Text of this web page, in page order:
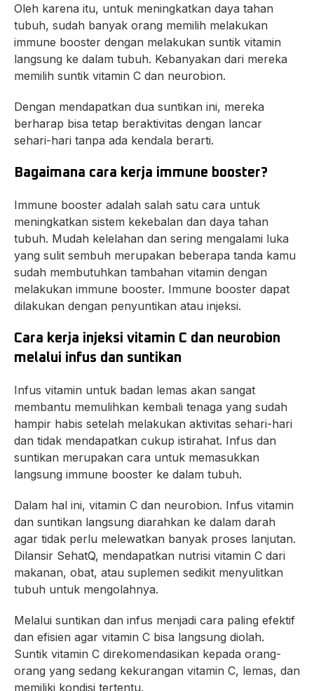
Oleh karena itu, untuk meningkatkan daya tahan
tubuh, sudah banyak orang memilih melakukan
immune booster dengan melakukan suntik vitamin
langsung ke dalam tubuh. Kebanyakan dari mereka
memilih suntik vitamin C dan neurobion.
Dengan mendapatkan dua suntikan ini, mereka
berharap bisa tetap beraktivitas dengan lancar
sehari-hari tanpa ada kendala berarti.
Bagaimana cara kerja immune booster?
Immune booster adalah salah satu cara untuk
meningkatkan sistem kekebalan dan daya tahan
tubuh. Mudah kelelahan dan sering mengalami luka
yang sulit sembuh merupakan beberapa tanda kamu
sudah membutuhkan tambahan vitamin dengan
melakukan immune booster. Immune booster dapat
dilakukan dengan penyuntikan atau injeksi.
Cara kerja injeksi vitamin C dan neurobion
melalui infus dan suntikan
Infus vitamin untuk badan lemas akan sangat
membantu memulihkan kembali tenaga yang sudah
hampir habis setelah melakukan aktivitas sehari-hari
dan tidak mendapatkan cukup istirahat. Infus dan
suntikan merupakan cara untuk memasukkan
langsung immune booster ke dalam tubuh.
Dalam hal ini, vitamin C dan neurobion. Infus vitamin
dan suntikan langsung diarahkan ke dalam darah
agar tidak perlu melewatkan banyak proses lanjutan.
Dilansir SehatQ, mendapatkan nutrisi vitamin C dari
makanan, obat, atau suplemen sedikit menyulitkan
tubuh untuk mengolahnya.
Melalui suntikan dan infus menjadi cara paling efektif
dan efisien agar vitamin C bisa langsung diolah.
Suntik vitamin C direkomendasikan kepada orang-
orang yang sedang kekurangan vitamin C, lemas, dan
memiliki kondisi tertentu.